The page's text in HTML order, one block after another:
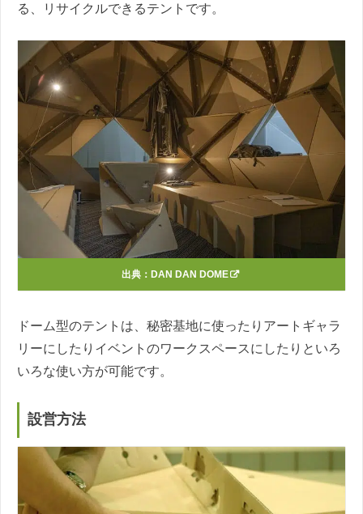
る、リサイクルできるテントです。
出典： DAN DAN DOME
ドーム型のテントは、秘密基地に使ったりアートギャラ
リーにしたりイベントのワークスペースにしたりといろ
いろな使い方が可能です。
設営方法